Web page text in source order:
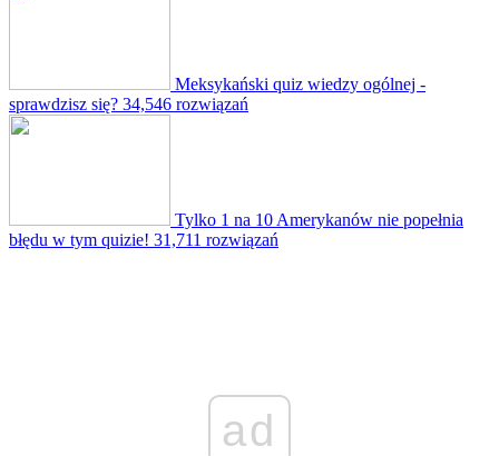
Meksykański quiz wiedzy ogólnej -
sprawdzisz się? 34,546 rozwiązań
Tylko 1 na 10 Amerykanów nie popełnia
błędu w tym quizie! 31,711 rozwiązań
ad